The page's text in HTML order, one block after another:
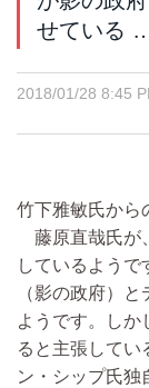
せている
2018/01/28 8:45
竹下雅敏氏から
藤原直哉氏が
しているようで
（影の政府）
ようです。しか
ると主張してい
ン・シップ氏独